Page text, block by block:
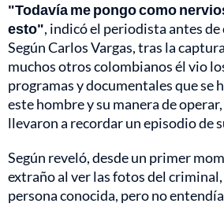
"Todavía me pongo como
esto", indicó el periodista antes
Según Carlos Vargas, tras la
muchos otros colombianos él vio
programas y documentales que se
este hombre y su manera de
llevaron a recordar un episodio de
Según reveló, desde un primer
extraño al ver las fotos del criminal,
persona conocida, pero no